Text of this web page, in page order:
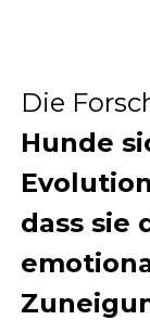
Die
Hunde
dass sie